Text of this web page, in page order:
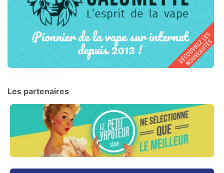
Les partenaires